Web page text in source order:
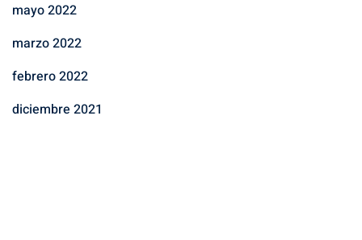
mayo 2022
marzo 2022
febrero 2022
diciembre 2021